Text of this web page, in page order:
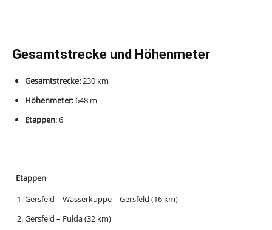
Gesamtstrecke und Höhenmeter
Gesamtstrecke:230 km
Höhenmeter:648 m
Etappen: 6
Etappen
Gersfeld – Wasserkuppe – Gersfeld (16 km)
Gersfeld – Fulda (32 km)